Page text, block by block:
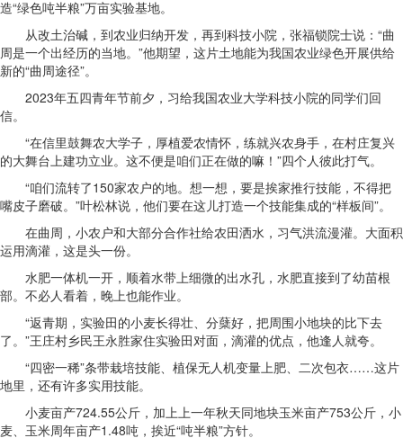
造“绿色吨半粮”万亩实验基地。
从改土治碱，到农业归纳开发，再到科技小院，张福锁院士说：“曲
周是一个出经历的当地。”他期望，这片土地能为我国农业绿色开展供给
新的“曲周途径”。
2023年五四青年节前夕，习给我国农业大学科技小院的同学们回
信。
“在信里鼓舞农大学子，厚植爱农情怀，练就兴农身手，在村庄复兴
的大舞台上建功立业。这不便是咱们正在做的嘛！”四个人彼此打气。
“咱们流转了150家农户的地。想一想，要是挨家推行技能，不得把
嘴皮子磨破。”叶松林说，他们要在这儿打造一个技能集成的“样板间”。
在曲周，小农户和大部分合作社给农田洒水，习气洪流漫灌。大面积
运用滴灌，这是头一份。
水肥一体机一开，顺着水带上细微的出水孔，水肥直接到了幼苗根
部。不必人看着，晚上也能作业。
“返青期，实验田的小麦长得壮、分蘖好，把周围小地块的比下去
了。”王庄村乡民王永胜家住实验田对面，滴灌的优点，他逢人就夸。
“四密一稀”条带栽培技能、植保无人机变量上肥、二次包衣……这片
地里，还有许多实用技能。
小麦亩产724.55公斤，加上上一年秋天同地块玉米亩产753公斤，小
麦、玉米周年亩产1.48吨，挨近“吨半粮”方针。